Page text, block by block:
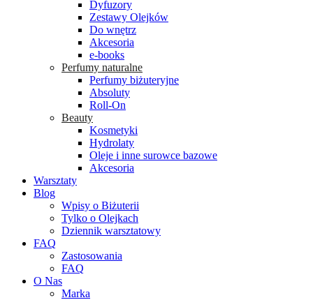
Dyfuzory
Zestawy Olejków
Do wnętrz
Akcesoria
e-books
Perfumy naturalne
Perfumy biżuteryjne
Absoluty
Roll-On
Beauty
Kosmetyki
Hydrolaty
Oleje i inne surowce bazowe
Akcesoria
Warsztaty
Blog
Wpisy o Biżuterii
Tylko o Olejkach
Dziennik warsztatowy
FAQ
Zastosowania
FAQ
O Nas
Marka